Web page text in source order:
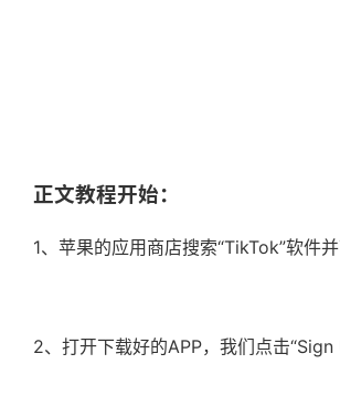
正文教程开始：
1、苹果的应用商店搜索“TikTok”软件
2、打开下载好的APP，我们点击“Sign